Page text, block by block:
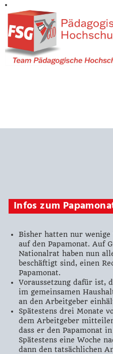
Infos zum
Bisher hatten nur wenige
auf den Papamonat. Auf
Nationalrat haben nun
beschäftigt sind, einen
Papamonat.
Voraussetzung dafür ist,
im gemeinsamen
an den Arbeitgeber
Spätestens drei Monate
dem Arbeitgeber
dass er den Papamonat
Spätestens eine Woche
dann den tatsächlichen